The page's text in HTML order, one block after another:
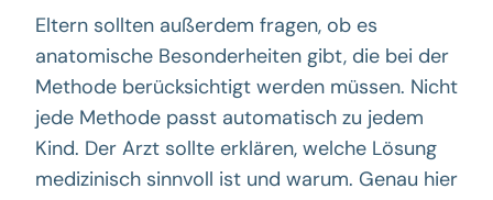
Eltern sollten außerdem fragen, ob es
anatomische Besonderheiten gibt, die bei der
Methode berücksichtigt werden müssen. Nicht
jede Methode passt automatisch zu jedem
Kind. Der Arzt sollte erklären, welche Lösung
medizinisch sinnvoll ist und warum. Genau hier